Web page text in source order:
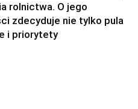
rolnictwa. O jego
zdecyduje nie tylko pula
i priorytety